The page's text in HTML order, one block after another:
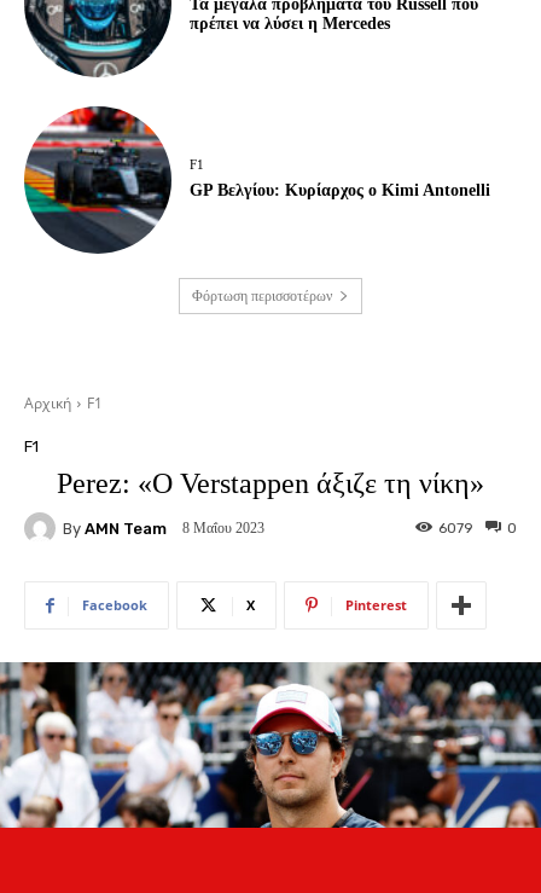
Τα μεγάλα προβλήματα του Russell που
πρέπει να λύσει η Mercedes
F1
GP Βελγίου: Κυρίαρχος ο Kimi Antonelli
Φόρτωση περισσοτέρων